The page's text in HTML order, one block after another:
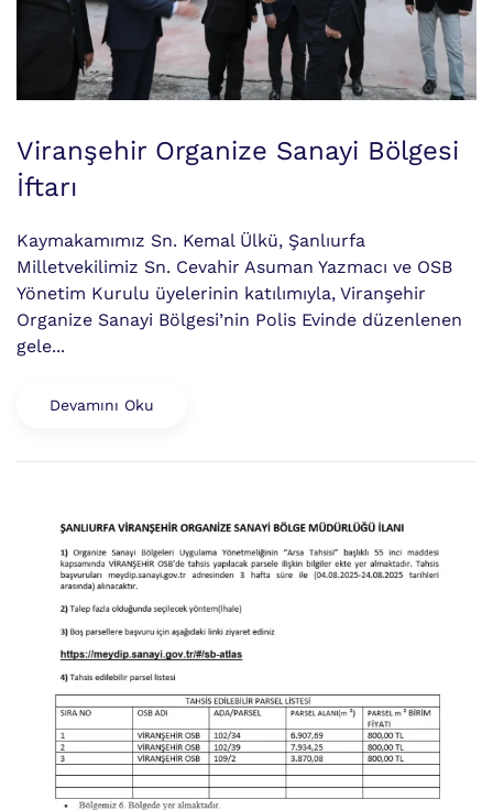
Viranşehir Organize Sanayi Bölgesi
İftarı
Kaymakamımız Sn. Kemal Ülkü, Şanlıurfa
Milletvekilimiz Sn. Cevahir Asuman Yazmacı ve OSB
Yönetim Kurulu üyelerinin katılımıyla, Viranşehir
Organize Sanayi Bölgesi’nin Polis Evinde düzenlenen
gele...
Devamını Oku